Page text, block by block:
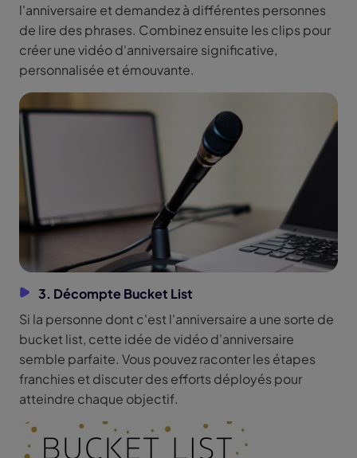
l'anniversaire et demandez à différentes personnes
de lire des phrases. Combinez ensuite les clips pour
créer une vidéo d'anniversaire significative,
personnalisée et émouvante.
3. Décompte Bucket List
Si la personne dont c'est l'anniversaire a une sorte de
bucket list, cette idée de vidéo d'anniversaire
semble parfaite. Vous pouvez raconter les étapes
franchies et discuter des efforts déployés pour
atteindre chaque objectif.